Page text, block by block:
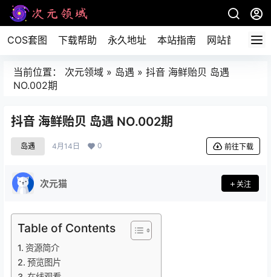
COS套图 下载帮助 永久地址 本站指南 网站首页
当前位置： 次元领域 » 岛遇 » 抖音 海鲜贻贝 岛遇
NO.002期
抖音 海鲜贻贝 岛遇 NO.002期
岛遇 4月14日 0 前往下载
次元猫 关注
Table of Contents
资源简介
预览图片